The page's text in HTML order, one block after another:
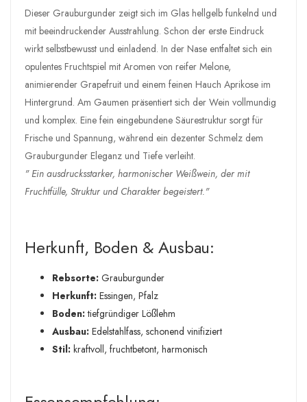
Dieser Grauburgunder zeigt sich im Glas hellgelb funkelnd und
mit beeindruckender Ausstrahlung. Schon der erste Eindruck
wirkt selbstbewusst und einladend. In der Nase entfaltet sich ein
opulentes Fruchtspiel mit Aromen von reifer Melone,
animierender Grapefruit und einem feinen Hauch Aprikose im
Hintergrund. Am Gaumen präsentiert sich der Wein vollmundig
und komplex. Eine fein eingebundene Säurestruktur sorgt für
Frische und Spannung, während ein dezenter Schmelz dem
Grauburgunder Eleganz und Tiefe verleiht.
" Ein ausdrucksstarker, harmonischer Weißwein, der mit
Fruchtfülle, Struktur und Charakter begeistert."
Herkunft, Boden & Ausbau:
Rebsorte: Grauburgunder
Herkunft: Essingen, Pfalz
Boden:tiefgründiger Lößlehm
Ausbau: Edelstahlfass, schonend vinifiziert
Stil: kraftvoll, fruchtbetont, harmonisch